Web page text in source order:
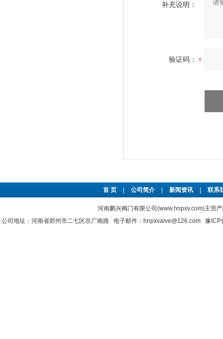
补充说明：
验证码：
首 页 公司简介 新闻资讯 联系
河南鹏兴阀门有限公司(www.hnpxv.com)主营
公司地址：河南省郑州市二七区京广南路 电子邮件：hnpxvalve@126.com 豫ICP